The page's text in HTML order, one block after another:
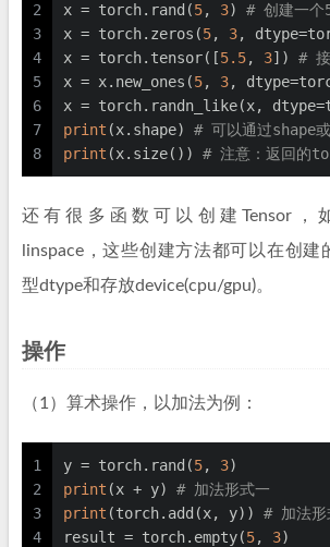
2
3
4
5
6
7
8
x = torch.rand(5, 3) # 创建一个
x = torch.zeros(5, 3,
x = torch.tensor([5.5, 3]) #
x = x.new_ones(5, 3,
x = torch.randn_like(x,
print (x.shape) # 可以通过shape
print (x.size()) # 注意：返回的
还有很多函数可以创建Tensor，如
linspace，这些创建方法都可以在创建
型dtype和存放device(cpu/gpu)。
操作
（1）算术操作，以加法为例：
1
2
3
4
y = torch.rand(5, 3)
print (x + y) # 加法形式一
print (torch.add(x, y)) # 加法形
result = torch.empty(5, 3)